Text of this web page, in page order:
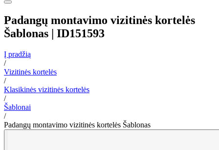
Padangų montavimo vizitinės kortelės
Šablonas | ID151593
Į pradžią
/
Vizitinės kortelės
/
Klasikinės vizitinės kortelės
/
Šablonai
/
Padangų montavimo vizitinės kortelės Šablonas